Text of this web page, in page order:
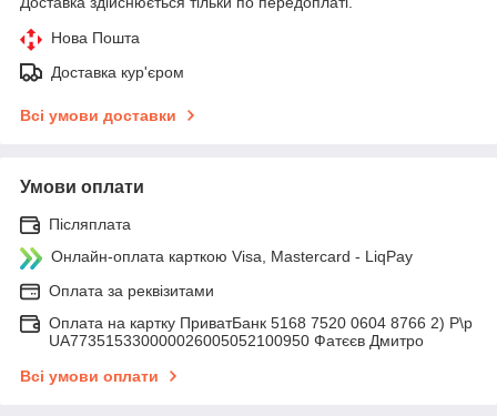
Нова Пошта
Доставка кур'єром
Всі умови доставки
Умови оплати
Післяплата
Онлайн-оплата карткою Visa, Mastercard - LiqPay
Оплата за реквізитами
Оплата на картку ПриватБанк 5168 7520 0604 8766 2) Р\р
UA773515330000026005052100950 Фатєєв Дмитро
Всі умови оплати